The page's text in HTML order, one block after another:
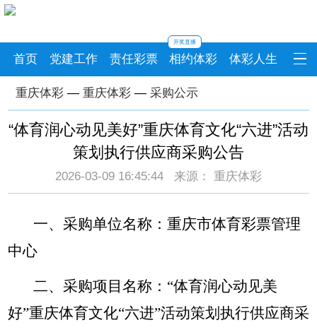
首页 党建工作 责任彩票 相约体彩
开奖直播
体彩人生
重庆体彩— 重庆体彩— 采购公示
“体育润心动见美好”重庆体育文化“六进”活动
策划执行供应商采购公告
2026-03-09 16:45:44 来源： 重庆体彩
一、采购单位名称：重庆市体育彩票管理
中心
二、采购项目名称：“体育润心动见美
好”重庆体育文化“六进”活动策划执行供应商采